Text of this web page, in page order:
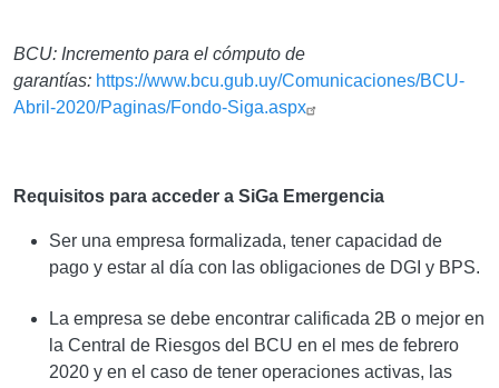
BCU: Incremento para el cómputo de
garantías: https://www.bcu.gub.uy/Comunicaciones/BCU-
Abril-2020/Paginas/Fondo-Siga.aspx
Requisitos para acceder a SiGa Emergencia
Ser una empresa formalizada, tener capacidad de
pago y estar al día con las obligaciones de DGI y BPS.
La empresa se debe encontrar calificada 2B o mejor en
la Central de Riesgos del BCU en el mes de febrero
2020 y en el caso de tener operaciones activas, las